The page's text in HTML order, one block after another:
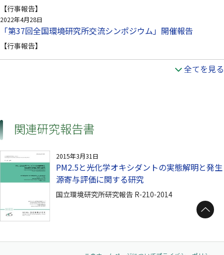
【行事報告】
2022年4月28日
「第37回全国環境研究所交流シンポジウム」開催報告
【行事報告】
全てを見る
関連研究報告書
2015年3月31日
PM2.5と光化学オキシダントの実態解明と発生
源寄与評価に関する研究
国立環境研究所研究報告 R-210-2014
ページトップへ